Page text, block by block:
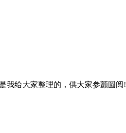
我给大家整理的，供大家参颤圆阅!